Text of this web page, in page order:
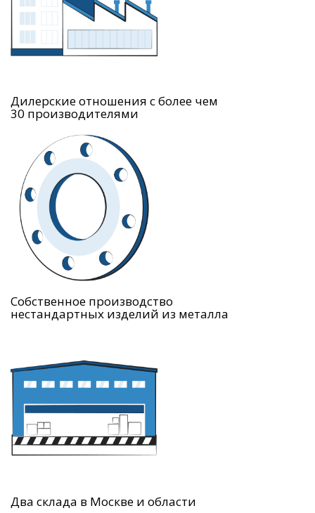
Дилерские отношения с более чем
30 производителями
Собственное производство
нестандартных изделий из металла
Два склада в Москве и области